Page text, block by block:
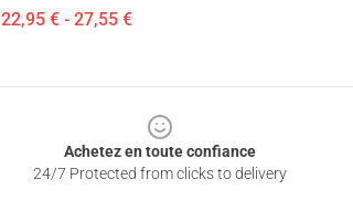
22,95 € - 27,55 €
Achetez en toute confiance
24/7 Protected from clicks to delivery